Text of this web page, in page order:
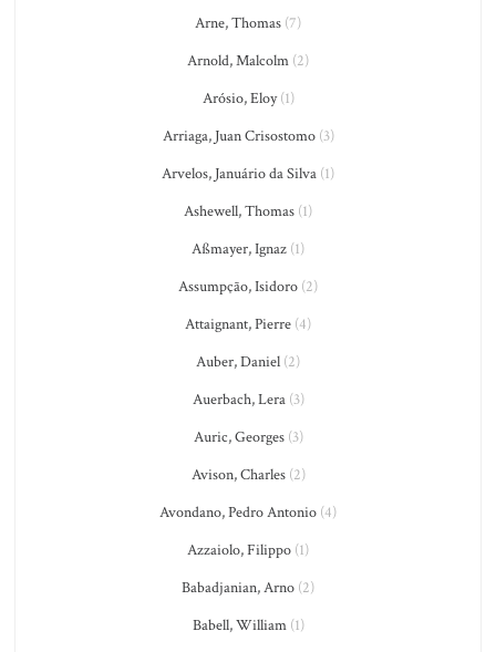
Arne, Thomas (7)
Arnold, Malcolm (2)
Arósio, Eloy(1)
Arriaga, Juan Crisostomo(3)
Arvelos, Januário da Silva (1)
Ashewell, Thomas (1)
Aßmayer, Ignaz (1)
Assumpção, Isidoro (2)
Attaignant, Pierre (4)
Auber, Daniel (2)
Auerbach, Lera(3)
Auric, Georges(3)
Avison, Charles(2)
Avondano, Pedro Antonio (4)
Azzaiolo, Filippo (1)
Babadjanian, Arno (2)
Babell, William(1)